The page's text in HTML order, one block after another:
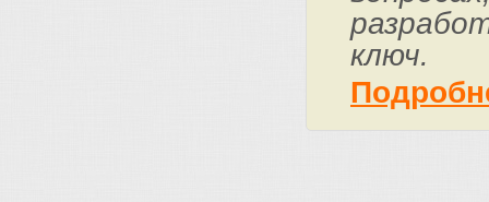
ключ.